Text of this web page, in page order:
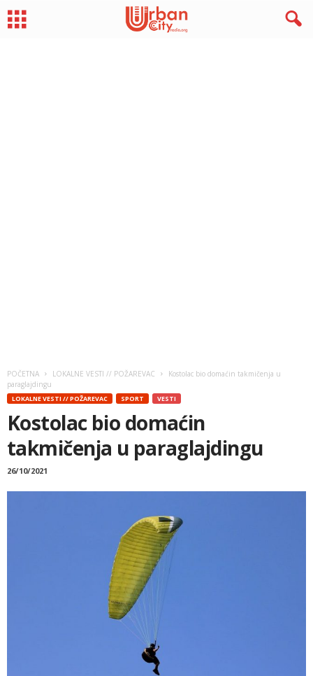
POČETNA LOKALNE VESTI // POŽAREVAC
Kostolac bio domaćin takmičenja u
paraglajdingu
LOKALNE VESTI // POŽAREVAC SPORT VESTI
Kostolac bio domaćin
takmičenja u paraglajdingu
26/10/2021